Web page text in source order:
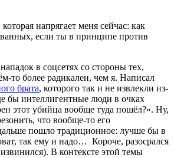
напрягает меня сейчас: как
если ты в принципе против
в соцсетях со стороны тех,
то более радикален, чем я. Написал
брата, которого так и не извлекли из-
бы интеллигентные люди в очках
этот убийца вообще туда пошёл?». Ну,
что вообще-то его
пошло традиционное: лучше бы в
так ему и надо… Короче, разосрался
В контексте этой темы